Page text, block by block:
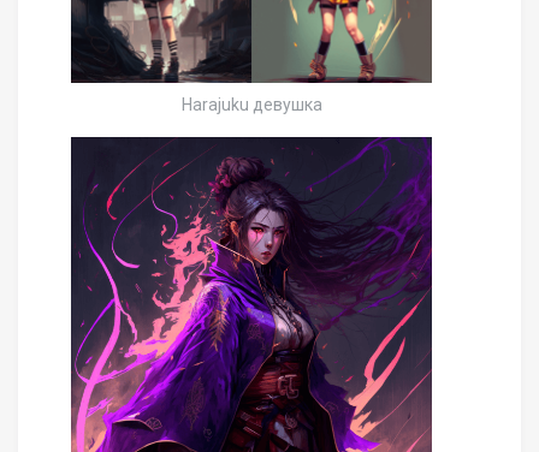
Harajuku девушка